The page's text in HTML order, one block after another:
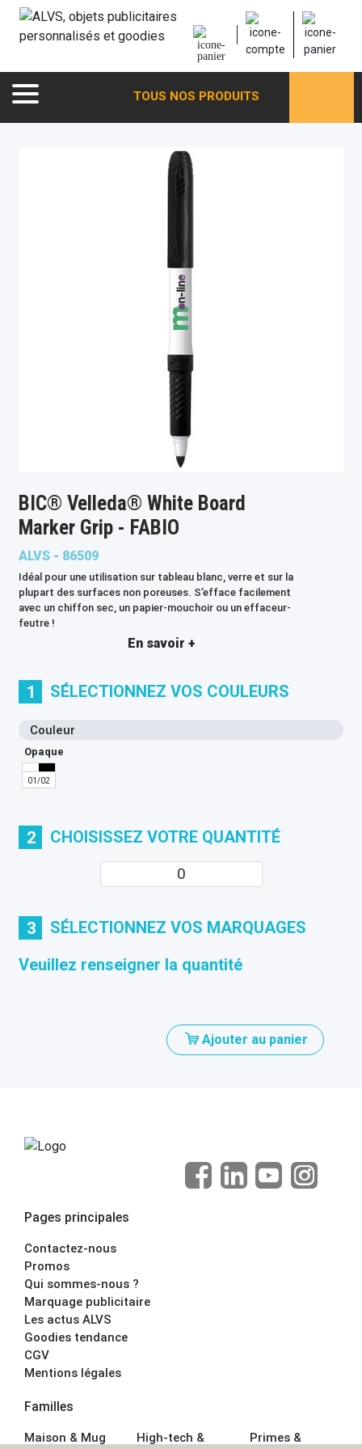
TOUS NOS PRODUITS
BIC® Velleda® White Board
Marker Grip - FABIO
ALVS - 86509
Idéal pour une utilisation sur tableau blanc, verre et sur la
plupart des surfaces non poreuses. S’efface facilement
avec un chiffon sec, un papier-mouchoir ou un effaceur-
feutre !
En savoir +
1 SÉLECTIONNEZ VOS COULEURS
Couleur
Opaque
01/02
2 CHOISISSEZ VOTRE QUANTITÉ
3
SÉLECTIONNEZ VOS MARQUAGES
Veuillez renseigner la quantité
Ajouter au panier
Pages principales
Contactez-nous
Promos
Qui sommes-nous ?
Marquage publicitaire
Les actus ALVS
Goodies tendance
CGV
Mentions légales
Familles
Maison & Mug
High-tech &
Primes &